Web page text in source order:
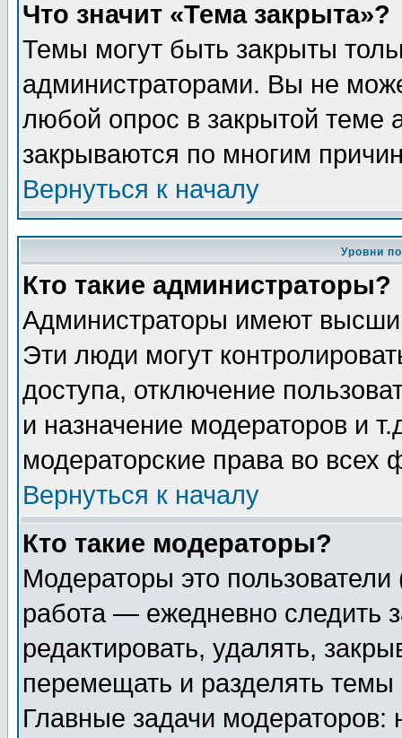
Что значит «Тема закрыта»?
Темы могут быть закрыты
администраторами. Вы не
любой опрос в закрытой теме
закрываются по многим
Вернуться к началу
Уровни
Кто такие администраторы?
Администраторы имеют
Эти люди могут
доступа, отключение
и назначение модераторов и
модераторские права во всех
Вернуться к началу
Кто такие модераторы?
Модераторы это
работа — ежедневно следить
редактировать, удалять,
перемещать и разделять
Главные задачи